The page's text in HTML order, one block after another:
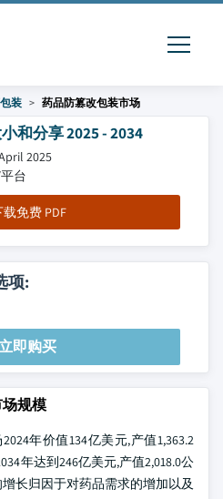
装 药品防篡改包装市场
和分享 2025 - 2034
2025
台
载免费 PDF
项:
即购买
规模
年价值134亿美元,产值1,363.2
年达到246亿美元,产值2,018.0公
长归因于对药品需求的增加以及